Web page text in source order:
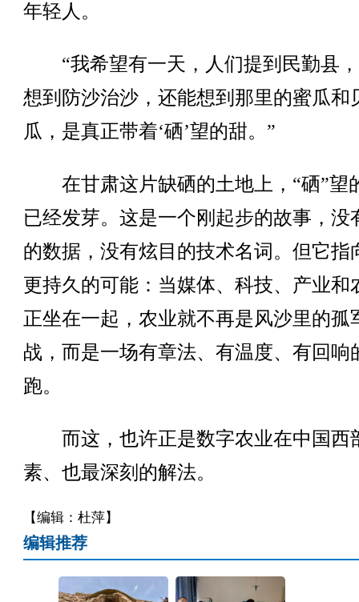
年轻人。
“我希望有一天，人们提到民勤县
想到防沙治沙，还能想到那里的蜜瓜和
瓜，是真正带着‘硒’望的甜。”
在甘肃这片缺硒的土地上，“硒”望
已经发芽。这是一个刚起步的故事，没
的数据，没有炫目的技术名词。但它指
更持久的可能：当媒体、科技、产业和
正坐在一起，农业就不再是风沙里的孤
战，而是一场有章法、有温度、有回响
跑。
而这，也许正是数字农业在中国西
素、也最深刻的解法。
【编辑：杜萍】
编辑推荐